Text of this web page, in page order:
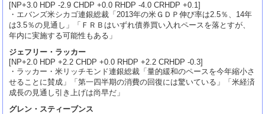
[NP+3.0 HDP -2.9 CHDP +0.0 RHDP -4.0 CRHDP +0.1]
・エバンズ米シカゴ連銀総裁「2013年の米ＧＤＰ伸び率は2.5％、14年
は3.5％の見通し」「ＦＲＢはいずれ債券買い入れペースを落とすが、
年内に実施する可能性もある」
ジェフリー・ラッカー
[NP+2.0 HDP +2.2 CHDP +0.0 RHDP +2.2 CRHDP -0.3]
・ラッカー・米リッチモンド連銀総裁「量的緩和のペースを今年縮小さ
せることに賛成」「第一四半期の消費の回復には驚いている」「米経済
成長の見通し引き上げは尚早だ」
グレン・スティーブンス